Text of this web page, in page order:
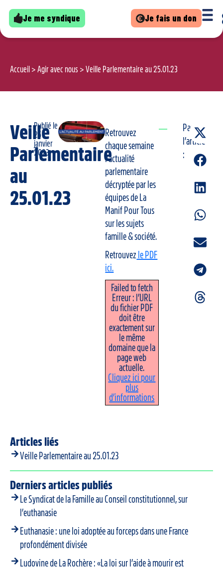
Je me syndique Je fais un don
Accueil > Agir avec nous > Veille Parlementaire au 25.01.23
Articles liés
Veille Parlementaire au 25.01.23
Derniers articles publiés
Le Syndicat de la Famille au Conseil constitutionnel, sur
l’euthanasie
Euthanasie : une loi adoptée au forceps dans une France
profondément divisée
Ludovine de La Rochère : «La loi sur l’aide à mourir est
Veille
Parlementaire
au
25.01.23
Publié le
25
janvier
2023
Retrouvez
chaque semaine
l’actualité
parlementaire
décryptée par les
équipes de La
Manif Pour Tous
sur les sujets
famille & société.
Retrouvez le PDF
ici.
Failed to fetch
Erreur : l’URL
du fichier PDF
doit être
exactement sur
le même
domaine que la
page web
actuelle.
Cliquez ici pour
plus
d’informations
Partager
l’article
: